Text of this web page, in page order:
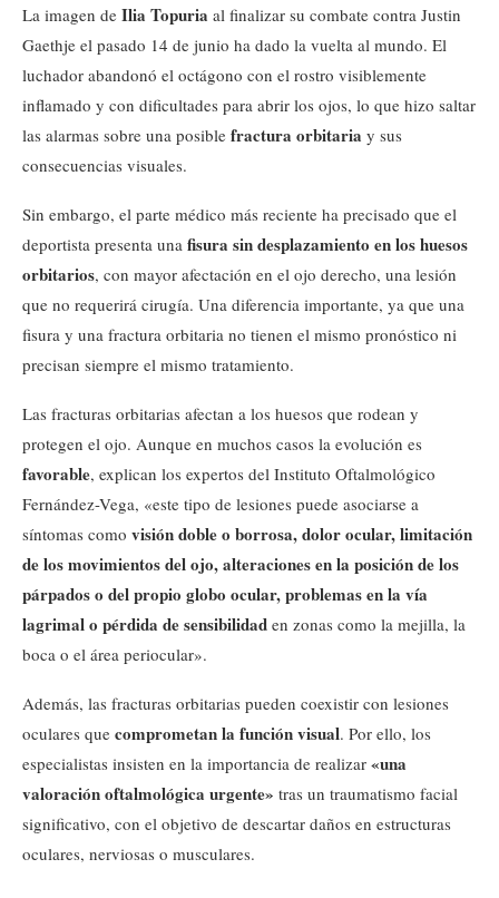
La imagen de Ilia Topuria al finalizar su combate contra Justin
Gaethje el pasado 14 de junio ha dado la vuelta al mundo. El
luchador abandonó el octágono con el rostro visiblemente
inflamado y con dificultades para abrir los ojos, lo que hizo saltar
las alarmas sobre una posible fractura orbitaria y sus
consecuencias visuales.
Sin embargo, el parte médico más reciente ha precisado que el
deportista presenta una fisura sin desplazamiento en los huesos
orbitarios, con mayor afectación en el ojo derecho, una lesión
que no requerirá cirugía. Una diferencia importante, ya que una
fisura y una fractura orbitaria no tienen el mismo pronóstico ni
precisan siempre el mismo tratamiento.
Las fracturas orbitarias afectan a los huesos que rodean y
protegen el ojo. Aunque en muchos casos la evolución es
favorable, explican los expertos del Instituto Oftalmológico
Fernández-Vega, «este tipo de lesiones puede asociarse a
síntomas como visión doble o borrosa, dolor ocular, limitación
de los movimientos del ojo, alteraciones en la posición de los
párpados o del propio globo ocular, problemas en la vía
lagrimal o pérdida de sensibilidad en zonas como la mejilla, la
boca o el área periocular».
Además, las fracturas orbitarias pueden coexistir con lesiones
oculares que comprometan la función visual. Por ello, los
especialistas insisten en la importancia de realizar «una
valoración oftalmológica urgente» tras un traumatismo facial
significativo, con el objetivo de descartar daños en estructuras
oculares, nerviosas o musculares.